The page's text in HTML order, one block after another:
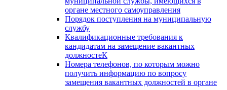
органе местного самоуправления
Порядок поступления на муниципальную
службу
Квалификационные требования к
кандидатам на замещение вакантных
должностеК
Номера телефонов, по которым можно
получить информацию по вопросу
замещения вакантных должностей в органе